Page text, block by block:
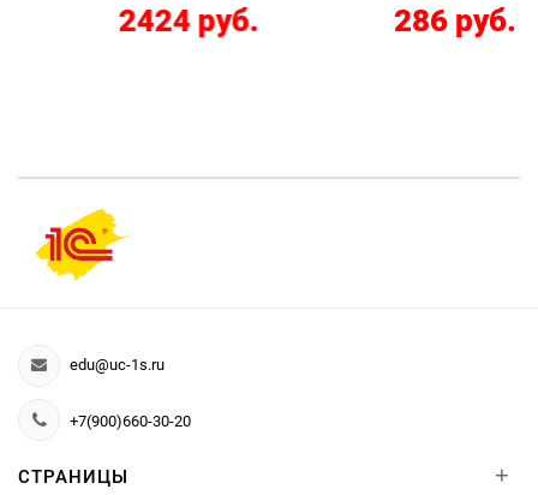
2424 руб. 286 руб.
edu@uc-1s.ru
+7(900)660-30-20
СТРАНИЦЫ +